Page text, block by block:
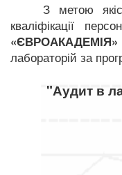
З метою
кваліфікації
«ЄВРОАКАДЕМІЯ»
лабораторій за
"Аудит в